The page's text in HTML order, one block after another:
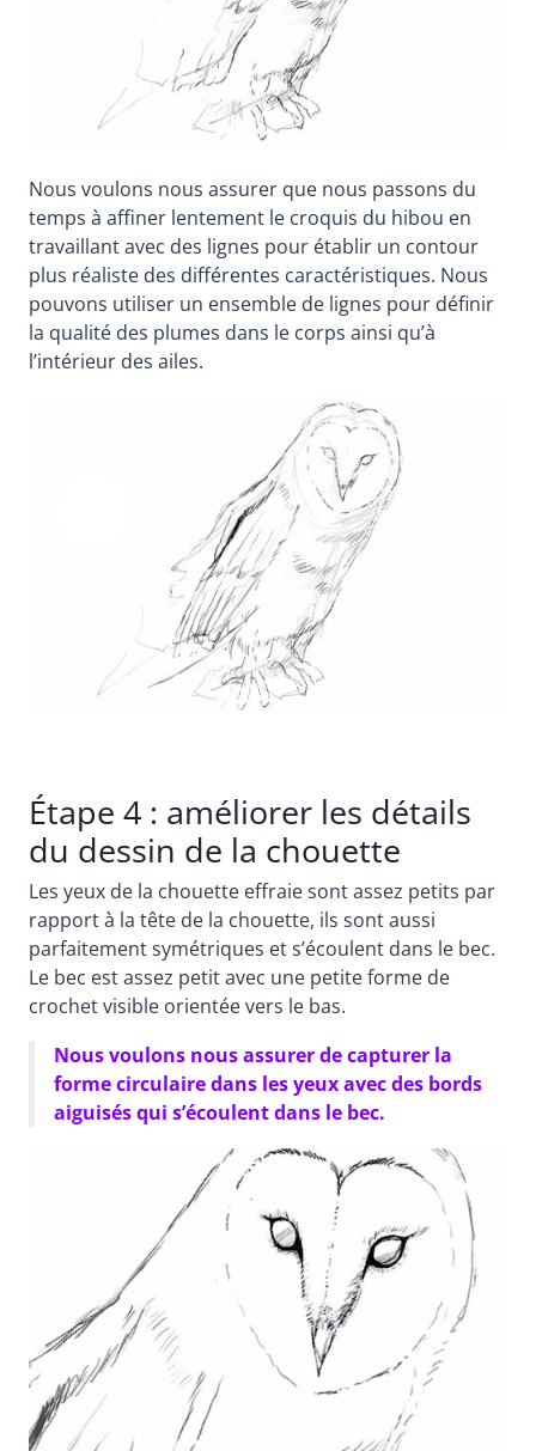
Nous voulons nous assurer que nous passons du
temps à affiner lentement le croquis du hibou en
travaillant avec des lignes pour établir un contour
plus réaliste des différentes caractéristiques. Nous
pouvons utiliser un ensemble de lignes pour définir
la qualité des plumes dans le corps ainsi qu’à
l’intérieur des ailes.
Étape 4 : améliorer les détails
du dessin de la chouette
Les yeux de la chouette effraie sont assez petits par
rapport à la tête de la chouette, ils sont aussi
parfaitement symétriques et s’écoulent dans le bec.
Le bec est assez petit avec une petite forme de
crochet visible orientée vers le bas.
Nous voulons nous assurer de capturer la
forme circulaire dans les yeux avec des bords
aiguisés qui s’écoulent dans le bec.